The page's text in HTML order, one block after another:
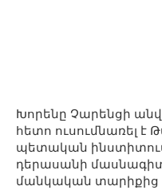
Խորենը Չարենցի
հետո ուսումնառել է
պետական
դերասանի
մանկական տարիքից